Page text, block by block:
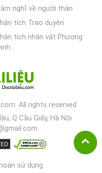
nghĩ về người thân
tích Trao duyên
tích nhân vật Phương
All rights reserved
Q Cầu Giấy, Hà Nội
sử dụng